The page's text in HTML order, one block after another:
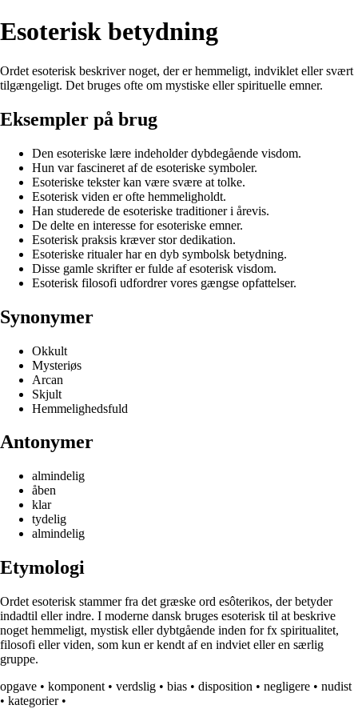
Esoterisk betydning
Ordet esoterisk beskriver noget, der er hemmeligt, indviklet eller svært
tilgængeligt. Det bruges ofte om mystiske eller spirituelle emner.
Eksempler på brug
Den esoteriske lære indeholder dybdegående visdom.
Hun var fascineret af de esoteriske symboler.
Esoteriske tekster kan være svære at tolke.
Esoterisk viden er ofte hemmeligholdt.
Han studerede de esoteriske traditioner i årevis.
De delte en interesse for esoteriske emner.
Esoterisk praksis kræver stor dedikation.
Esoteriske ritualer har en dyb symbolsk betydning.
Disse gamle skrifter er fulde af esoterisk visdom.
Esoterisk filosofi udfordrer vores gængse opfattelser.
Synonymer
Okkult
Mysteriøs
Arcan
Skjult
Hemmelighedsfuld
Antonymer
almindelig
åben
klar
tydelig
almindelig
Etymologi
Ordet esoterisk stammer fra det græske ord esôterikos, der betyder
indadtil eller indre. I moderne dansk bruges esoterisk til at beskrive
noget hemmeligt, mystisk eller dybtgående inden for fx spiritualitet,
filosofi eller viden, som kun er kendt af en indviet eller en særlig
gruppe.
opgave • komponent • verdslig • bias • disposition • negligere • nudist
• kategorier•